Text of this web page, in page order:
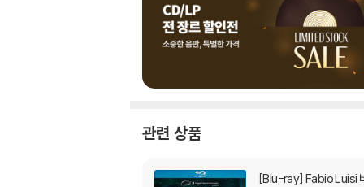
관련 상품
[Blu-ray] Fabio Luisi